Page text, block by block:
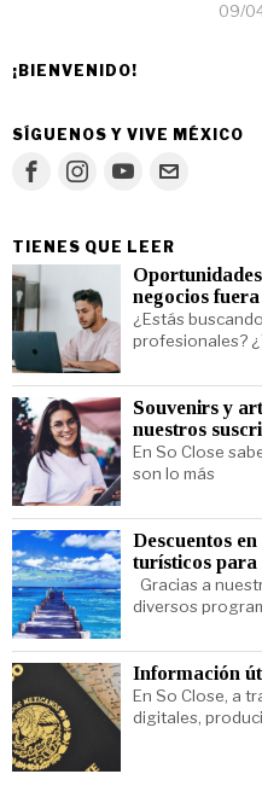
09/
¡BIENVENIDO!
SÍGUENOS Y VIVE MÉXICO
TIENES QUE LEER
negocios
¿Estás
profesionales?
Souvenirs y
nuestros
En So Close
son lo más
Descuentos
turísticos para
Gracias a
diversos
Información
En So Close, a
digitales,